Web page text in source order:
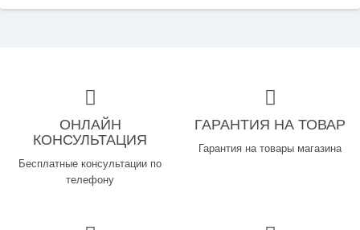
ОНЛАЙН
КОНСУЛЬТАЦИЯ
Бесплатные консультации по
телефону
ГАРАНТИЯ НА ТОВАР
Гарантия на товары магазина